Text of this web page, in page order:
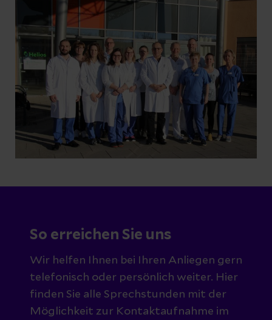
So erreichen Sie uns
Wir helfen Ihnen bei Ihren Anliegen gern
telefonisch oder persönlich weiter. Hier
finden Sie alle Sprechstunden mit der
Möglichkeit zur Kontaktaufnahme im